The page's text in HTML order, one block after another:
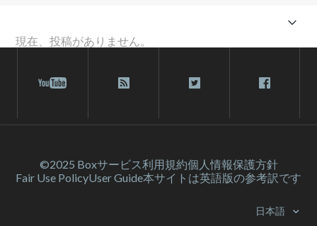
現在、投稿がありません。
©2025 Boxサービス利⽤規約個人情報保護方針
Fair Use PolicyUser Guide本サイトは英語版の参考訳です
日本語